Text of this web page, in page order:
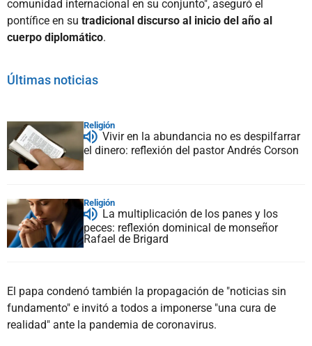
comunidad internacional en su conjunto", aseguró el
pontífice en su tradicional discurso al inicio del año al
cuerpo diplomático.
Últimas noticias
Religión
Vivir en la abundancia no es despilfarrar
el dinero: reflexión del pastor Andrés Corson
Religión
La multiplicación de los panes y los
peces: reflexión dominical de monseñor
Rafael de Brigard
El papa condenó también la propagación de "noticias sin
fundamento" e invitó a todos a imponerse "una cura de
realidad" ante la pandemia de coronavirus.